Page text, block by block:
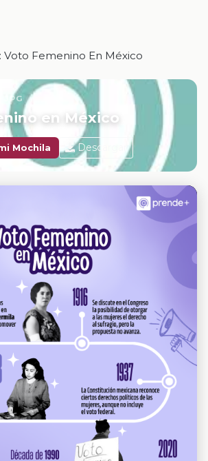
Voto Femenino En México
JPG
en México
Mochila Descargar